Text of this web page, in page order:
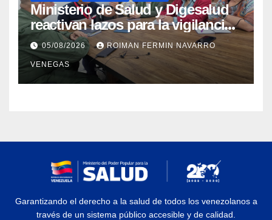
Ministerio de Salud y Digesalud
reactivan lazos para la vigilancia
epidemiológica y el control de
enfermedades
05/08/2026 ROIMAN FERMIN NAVARRO
VENEGAS
Garantizando el derecho a la salud de todos los venezolanos a
través de un sistema público accesible y de calidad.